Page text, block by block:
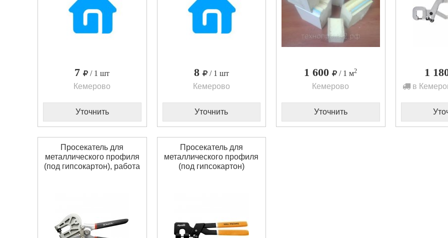
7
/ 1 шт
Кемерово
Уточнить
8
/ 1 шт
Кемерово
Уточнить
1 600 / 1 м2
Кемерово
Уточнить
1
в
Просекатель для
металлического профиля
(под гипсокартон), работа
Просекатель для
металлического профиля
(под гипсокартон)